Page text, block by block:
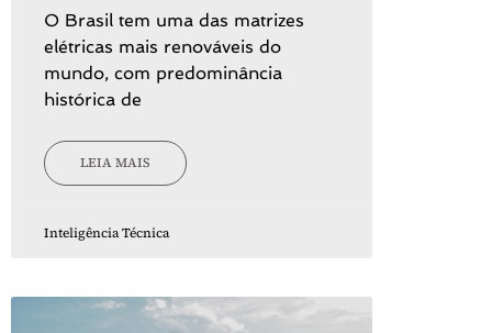
O Brasil tem uma das matrizes
elétricas mais renováveis do
mundo, com predominância
histórica de
LEIA MAIS
Inteligência Técnica